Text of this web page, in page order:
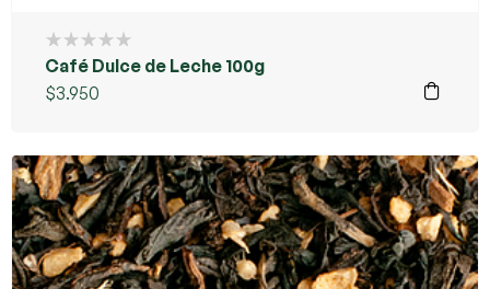
Café Dulce de Leche 100g
$3.950